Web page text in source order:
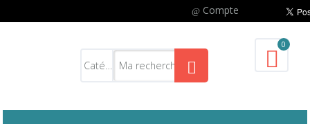
Compte
0